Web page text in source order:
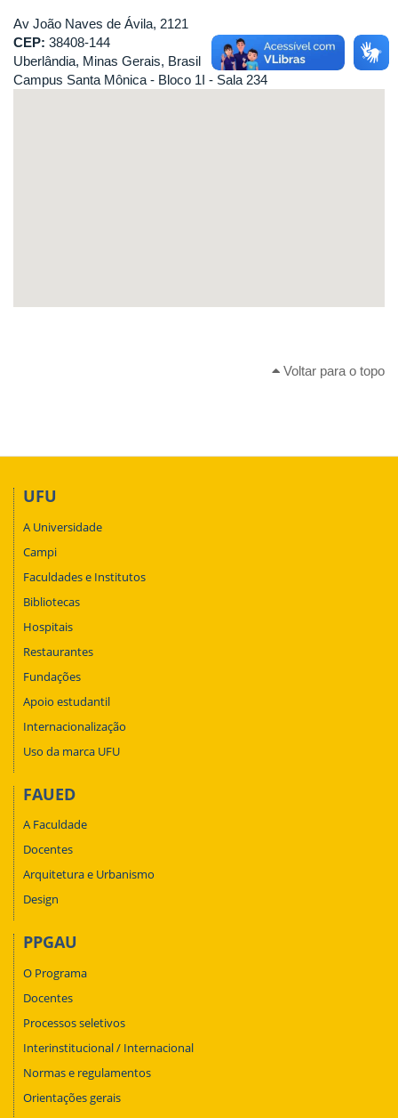
Av João Naves de Ávila, 2121
CEP: 38408-144
Uberlândia, Minas Gerais, Brasil
Campus Santa Mônica - Bloco 1I - Sala 234
Voltar para o topo
UFU
A Universidade
Campi
Faculdades e Institutos
Bibliotecas
Hospitais
Restaurantes
Fundações
Apoio estudantil
Internacionalização
Uso da marca UFU
FAUED
A Faculdade
Docentes
Arquitetura e Urbanismo
Design
PPGAU
O Programa
Docentes
Processos seletivos
Interinstitucional / Internacional
Normas e regulamentos
Orientações gerais